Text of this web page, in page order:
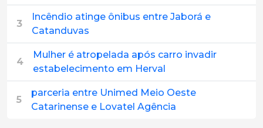
3
Incêndio atinge ônibus entre Jaborá e
Catanduvas
4
Mulher é atropelada após carro invadir
estabelecimento em Herval
5
parceria entre Unimed Meio Oeste
Catarinense e Lovatel Agência